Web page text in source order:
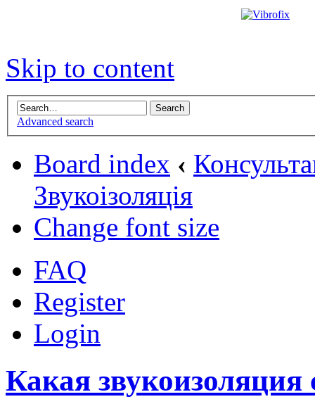
Skip to content
Advanced search
Board index ‹
Звукоізоляція
Change font size
FAQ
Register
Login
Какая звукоизоляция